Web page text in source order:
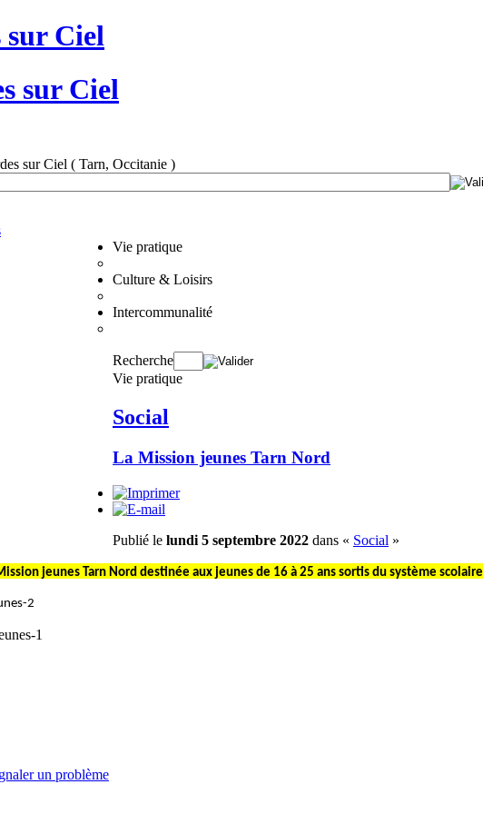
sur Ciel
sur Ciel ( Tarn, Occitanie )
Vie pratique
Culture & Loisirs
Intercommunalité
Recherche
Vie pratique
Social
La Mission jeunes Tarn Nord
Publié le lundi 5 septembre 2022 dans « Social »
jeunes Tarn Nord destinée aux jeunes de 16 à 25 ans sortis du système scolaire
un problème